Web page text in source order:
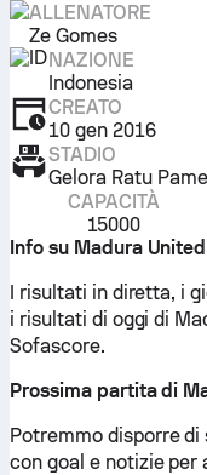
ALLENATORE
Ze Gomes
NAZIONE
Indonesia
CREATO
10 gen 2016
STADIO
Gelora Ratu
CAPACITÀ
15000
Info su Madura
I risultati in diretta, i
i risultati di oggi di
Sofascore.
Prossima partita di
Potremmo disporre
con goal e notizie per